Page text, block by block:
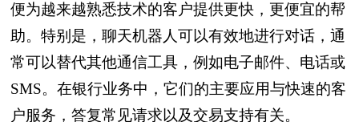
便为越来越熟悉技术的客户提供更快，更便宜的帮
助。特别是，聊天机器人可以有效地进行对话，通
常可以替代其他通信工具，例如电子邮件、电话或
SMS。在银行业务中，它们的主要应用与快速的客
户服务，答复常见请求以及交易支持有关。